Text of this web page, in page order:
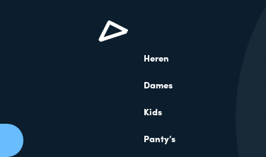
Heren
Dames
Kids
Panty’s